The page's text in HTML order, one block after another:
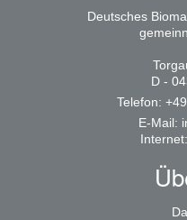
Deutsches
D -
Telefon:
E-Mail:
Internet: